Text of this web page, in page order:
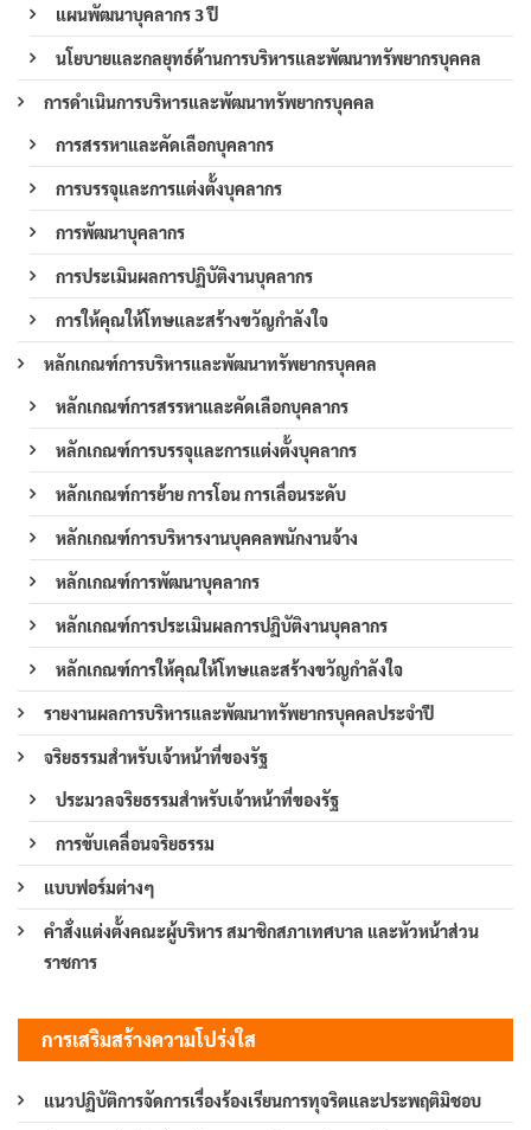
แผนพัฒนาบุคลากร 3 ปี
นโยบายและกลยุทธ์ด้านการบริหารและพัฒนาทรัพยากรบุคคล
การดำเนินการบริหารและพัฒนาทรัพยากรบุคคล
การสรรหาและคัดเลือกบุคลากร
การบรรจุและการแต่งตั้งบุคลากร
การพัฒนาบุคลากร
การประเมินผลการปฏิบัติงานบุคลากร
การให้คุณให้โทษและสร้างขวัญกำลังใจ
หลักเกณฑ์การบริหารและพัฒนาทรัพยากรบุคคล
หลักเกณฑ์การสรรหาและคัดเลือกบุคลากร
หลักเกณฑ์การบรรจุและการแต่งตั้งบุคลากร
หลักเกณฑ์การย้าย การโอน การเลื่อนระดับ
หลักเกณฑ์การบริหารงานบุคคลพนักงานจ้าง
หลักเกณฑ์การพัฒนาบุคลากร
หลักเกณฑ์การประเมินผลการปฏิบัติงานบุคลากร
หลักเกณฑ์การให้คุณให้โทษและสร้างขวัญกำลังใจ
รายงานผลการบริหารและพัฒนาทรัพยากรบุคคลประจำปี
จริยธรรมสำหรับเจ้าหน้าที่ของรัฐ
ประมวลจริยธรรมสำหรับเจ้าหน้าที่ของรัฐ
การขับเคลื่อนจริยธรรม
แบบฟอร์มต่างๆ
คำสั่งแต่งตั้งคณะผู้บริหาร สมาชิกสภาเทศบาล และหัวหน้าส่วน
ราชการ
การเสริมสร้างความโปร่งใส
แนวปฏิบัติการจัดการเรื่องร้องเรียนการทุจริตและประพฤติมิชอบ